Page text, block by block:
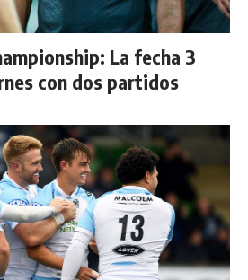
La fecha 3
con dos partidos